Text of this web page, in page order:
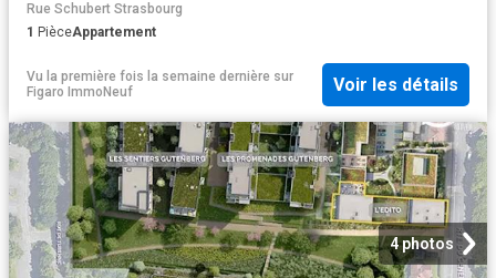
Rue Schubert Strasbourg
1 PièceAppartement
Vu la première fois la semaine dernière sur
Figaro ImmoNeuf
Voir les détails
4 photos